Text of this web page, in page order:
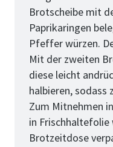
Brotscheibe mit
Paprikaringen
Pfeffer würzen.
Mit der zweiten
diese leicht
halbieren, sodass
Zum Mitnehmen
in Frischhaltefolie
Brotzeitdose